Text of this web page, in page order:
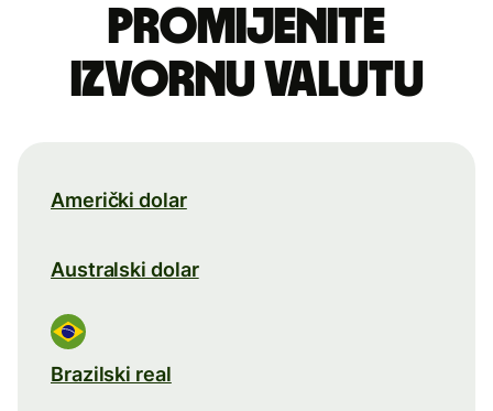
Promijenite
izvornu valutu
Američki dolar
Australski dolar
Brazilski real